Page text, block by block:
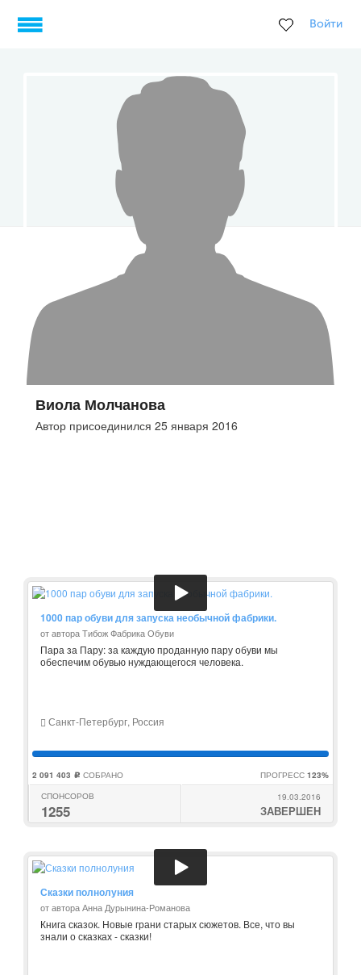
Войти
Виола Молчанова
Автор присоединился 25 января 2016
1000 пар обуви для запуска необычной фабрики.
от автора Тибож Фабрика Обуви
Пара за Пару: за каждую проданную пару обуви мы
обеспечим обувью нуждающегося человека.
Санкт-Петербург, Россия
2 091 403 c СОБРАНО ПРОГРЕСС 123%
СПОНСОРОВ
1255
19.03.2016
ЗАВЕРШЕН
Сказки полнолуния
от автора Анна Дурынина-Романова
Книга сказок. Новые грани старых сюжетов. Все, что вы
знали о сказках - сказки!